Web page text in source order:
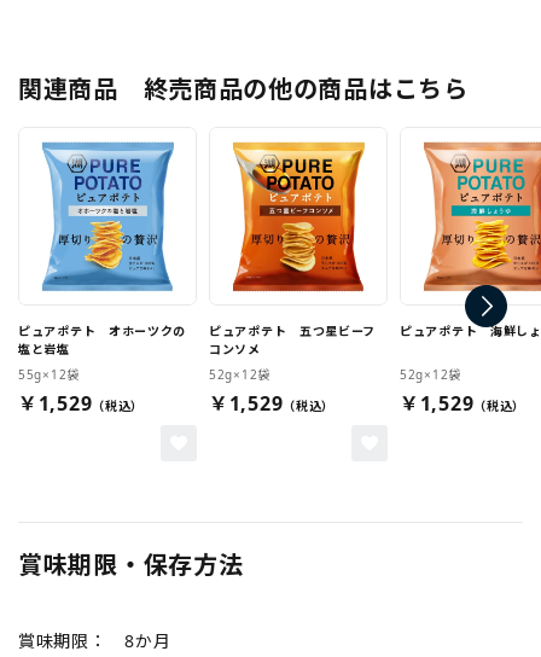
関連商品 終売商品の他の商品はこちら
ピュアポテト オホーツクの
塩と岩塩
55g×12袋
￥1,529
ピュアポテト 五つ星ビーフ
コンソメ
52g×12袋
￥1,529
ピュアポテト 海鮮し
52g×12袋
￥1,529
賞味期限・保存方法
賞味期限： 8か月